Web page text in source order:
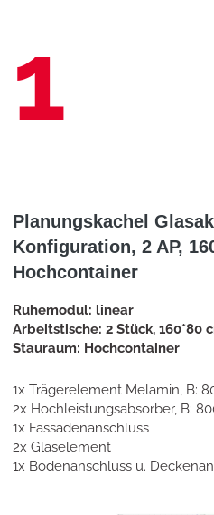
1
Planungskachel
Konfiguration, 2 AP,
Hochcontainer
Ruhemodul: linear
Arbeitstische: 2 Stück, 160*80
Stauraum: Hochcontainer
1x Trägerelement Melamin, B:
2x Hochleistungsabsorber, B:
1x Fassadenanschluss
2x Glaselement
1x Bodenanschluss u.